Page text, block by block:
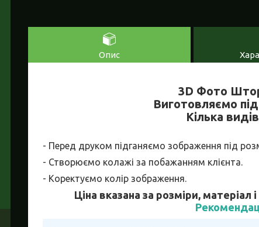
Опис
3D Фото
Виготовляємо
Кілька
- Перед друком підганяємо зображення під
- Створюємо колажі за побажанням клієнта.
- Коректуємо колір зображення.
Ціна вказана за розміри, матеріал